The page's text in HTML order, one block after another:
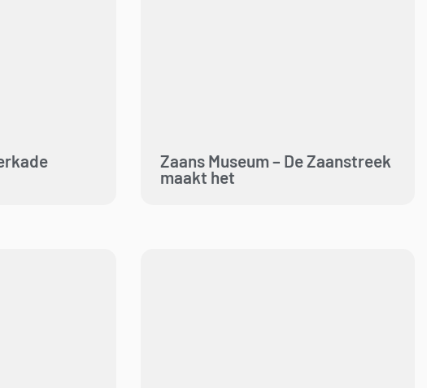
Zaans Museum – De Zaanstreek
maakt het